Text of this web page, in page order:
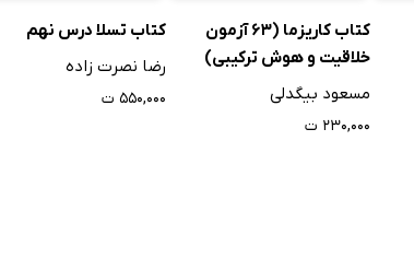
کتاب کاریزما (63 آزمون
خلاقیت و هوش ترکیبی)
مسعود بیگدلی
۲۳۰,۰۰۰ ت
کتاب تسلا درس نهم
رضا نصرت زاده
۵۵۰,۰۰۰ ت